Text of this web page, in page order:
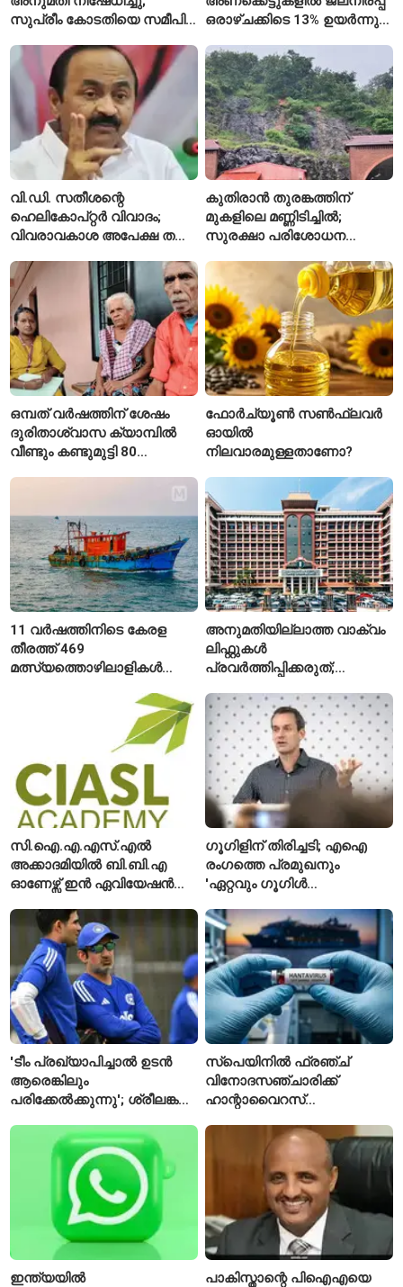
സുപ്രീം കോടതിയെ സമീപിച്ച്
ഒരാഴ്ചക്കിടെ 13% ഉയർന്നു;
ഇപ്പോഴും കുറവ്
വി.ഡി. സതീശന്റെ
ഹെലികോപ്റ്റർ വിവാദം;
വിവരാവകാശ അപേക്ഷ തള്ളി
കുതിരാൻ തുരങ്കത്തിന്
മുകളിലെ മണ്ണിടിച്ചിൽ;
സുരക്ഷാ പരിശോധന
ഒമ്പത് വർഷത്തിന് ശേഷം
ദുരിതാശ്വാസ ക്യാമ്പിൽ
വീണ്ടും കണ്ടുമുട്ടി 80
ഫോർച്യൂൺ സൺഫ്ലവർ
ഓയിൽ
നിലവാരമുള്ളതാണോ?
11 വർഷത്തിനിടെ കേരള
തീരത്ത് 469
മത്സ്യത്തൊഴിലാളികൾ
കാണാതായി, 47,773 പേരെ
അനുമതിയില്ലാത്ത വാക്വം
ലിഫ്റ്റുകൾ
പ്രവർത്തിപ്പിക്കരുത്;
അനുമതിയില്ലാത്ത
ലിഫ്റ്റുകൾക്ക്
ഹൈക്കോടതിയുടെ വിലക്ക്
സി.ഐ.എ.എസ്.എൽ
അക്കാദമിയിൽ ബി.ബി.എ
ഓണേഴ്സ് ഇൻ ഏവിയേഷൻ
ഈമാസം 12 വരെ
ഗൂഗിളിന് തിരിച്ചടി; എഐ
രംഗത്തെ പ്രമുഖനും
'ഏറ്റവും ഗൂഗിൾ
വിശേഷിപ്പിക്കപ്പെട്ട
ഗവേഷകൻ രാജിവെച്ചു
'ടീം പ്രഖ്യാപിച്ചാൽ ഉടൻ
ആരെങ്കിലും
പരിക്കേൽക്കുന്നു'; ശ്രീലങ്കൻ
ടീമിനെ കുറിച്ച് മുൻതാരം
സ്പെയിനിൽ ഫ്രഞ്ച്
വിനോദസഞ്ചാരിക്ക്
ഹാന്റാവൈറസ്
ഐസൊലേഷനിൽ
പ്രവേശിപ്പിച്ചു
ഇന്ത്യയിൽ
പാകിസ്താന്റെ പിഐഎയെ